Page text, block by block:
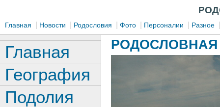
Главная Новости Родословия Фото Персоналии Разное
РОДОСЛОВНАЯ
Главная
География
Подолия